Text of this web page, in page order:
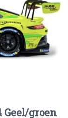
Geel/groen